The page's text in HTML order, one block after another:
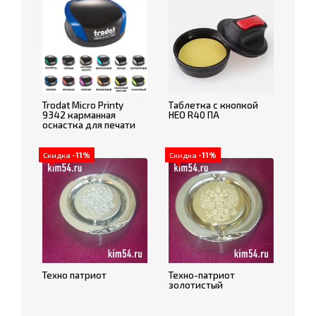
Trodat Micro Printy
9342 карманная
оснастка для печати
Таблетка с кнопкой
НЕО R40 ПА
Скидка -11%
Техно патриот
Скидка -11%
Техно-патриот
золотистый